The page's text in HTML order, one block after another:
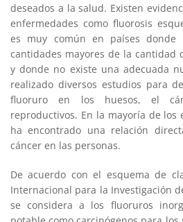
deseados a la salud. Existen
enfermedades como fluorosis
es muy común en países donde
cantidades mayores de la cantidad
y donde no existe una adecuada
realizado diversos estudios para
fluoruro en los huesos, el
reproductivos. En la mayoría de los
ha encontrado una relación
cáncer en las personas.
De acuerdo con el esquema de
Internacional para la Investigación
se considera a los fluoruros